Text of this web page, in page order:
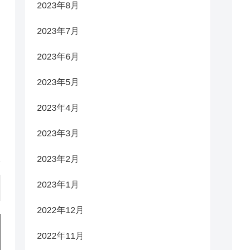
2023年8月
2023年7月
2023年6月
2023年5月
2023年4月
2023年3月
2023年2月
2023年1月
2022年12月
2022年11月